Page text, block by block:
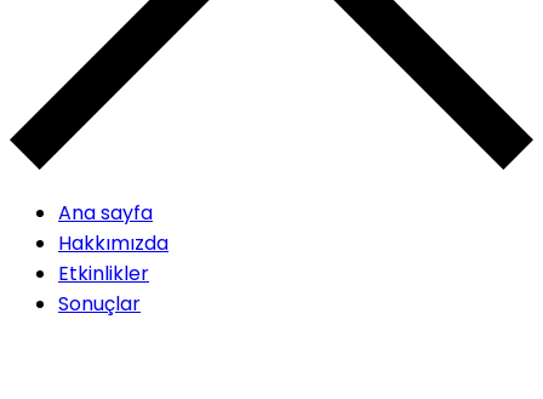
Ana sayfa
Hakkımızda
Etkinlikler
Sonuçlar